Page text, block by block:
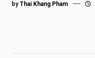
by Thai Khang Pham